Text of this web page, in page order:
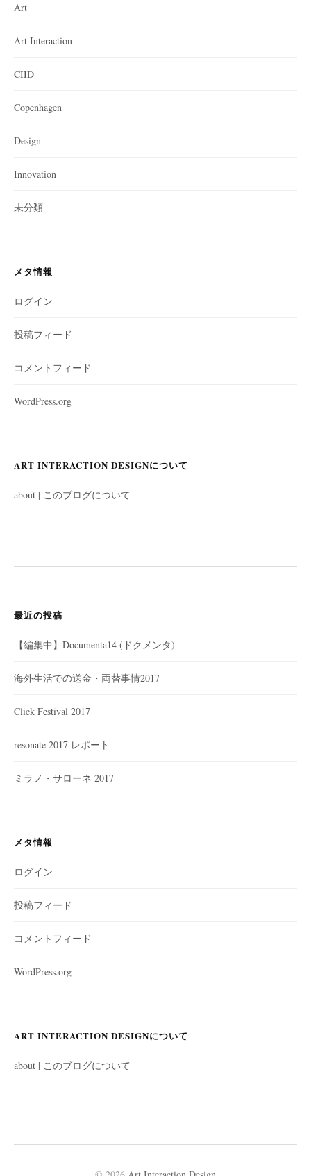
Art
Art Interaction
CIID
Copenhagen
Design
Innovation
未分類
メタ情報
ログイン
投稿フィード
コメントフィード
WordPress.org
ART INTERACTION DESIGNについて
about | このブログについて
最近の投稿
【編集中】Documenta14 (ドクメンタ)
海外生活での送金・両替事情2017
Click Festival 2017
resonate 2017 レポート
ミラノ・サローネ 2017
メタ情報
ログイン
投稿フィード
コメントフィード
WordPress.org
ART INTERACTION DESIGNについて
about | このブログについて